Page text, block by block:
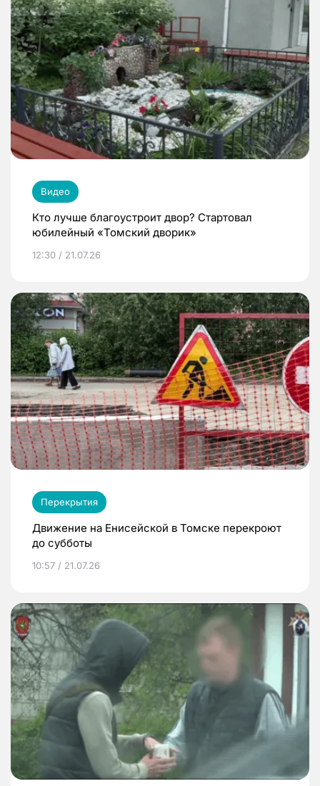
Видео
Кто лучше благоустроит двор? Стартовал
юбилейный «Томский дворик»
12:30 / 21.07.26
Перекрытия
Движение на Енисейской в Томске перекроют
до субботы
10:57 / 21.07.26